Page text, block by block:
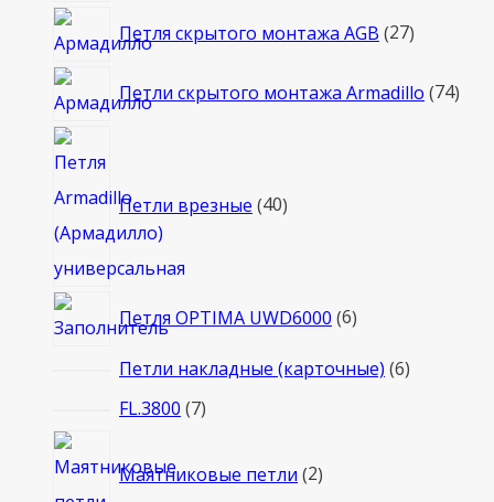
Петля скрытого монтажа AGB 2727
Петли скрытого монтажа Armadillo 7474
Петли врезные 40
Петля OPTIMA UWD6000 66
Петли накладные (карточные) 66
FL.3800 77
Маятниковые петли 2товара